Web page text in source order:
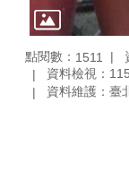
點閱數： 1511
資料檢視：
資料維護：臺